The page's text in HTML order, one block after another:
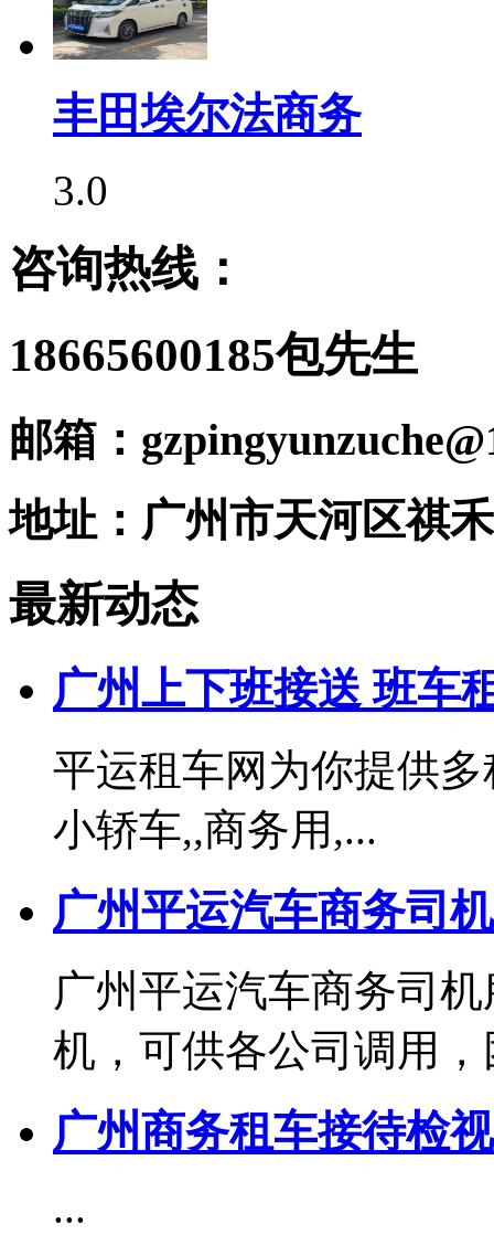
丰田埃尔法商务
3.0
咨询热线：
18665600185包先生
邮箱：
地址：广州市天河区祺
最新动态
广州上下班接送 班车
平运租车网为你提供
小轿车,,商务用,...
广州平运汽车商务司
广州平运汽车商务司
机，可供各公司调用，
广州商务租车接待检视
...